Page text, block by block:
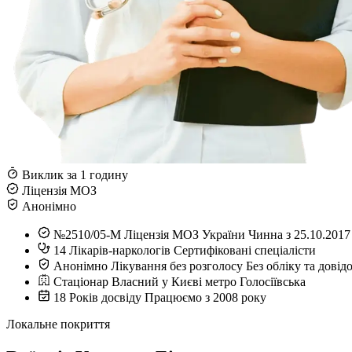
Виклик за 1 годину
Ліцензія МОЗ
Анонімно
№2510/05-М Ліцензія МОЗ України Чинна з 25.10.2017
14 Лікарів-наркологів Сертифіковані спеціалісти
Анонімно Лікування без розголосу Без обліку та
Стаціонар Власний у Києві метро Голосіївська
18 Років досвіду Працюємо з 2008 року
Локальне покриття